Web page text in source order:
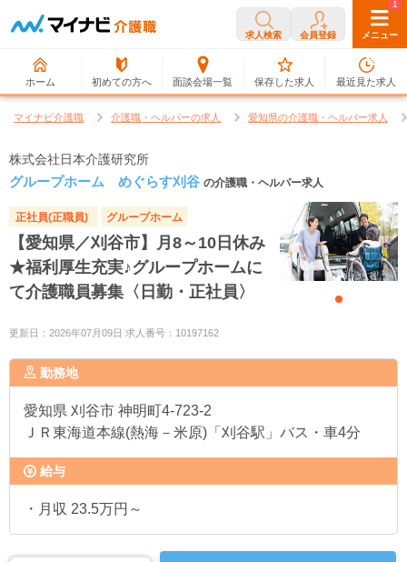
求人検索 会員登録 メニュー
ホーム 初めての方へ 面談会場一覧
0
保存した求人
1
最近見た求人
マイナビ介護職 介護職・ヘルパーの求人 愛知県の介護職・ヘルパー求人
株式会社日本介護研究所
グループホーム めぐらす刈谷 の介護職・ヘルパー求人
正社員(正職員) グループホーム
【愛知県／刈谷市】月8～10日休み
★福利厚生充実♪グループホームに
て介護職員募集〈日勤・正社員〉
更新日：2026年07月09日 求人番号：10197162
勤務地
愛知県 刈谷市 神明町4‐723-2
ＪＲ東海道本線(熱海－米原)「刈谷駅」バス・車4分
給与
・月収 23.5万円～